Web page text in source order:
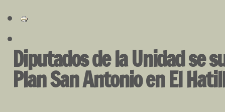
Diputados de la Unidad se
Plan San Antonio en El